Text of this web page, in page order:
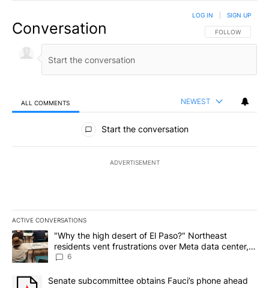
Conversation FOLLOW THIS
FOLLOW
LOG IN SIGN UP
ALL COMMENTS NEWEST
All Comments
Start the conversation
ADVERTISEMENT
ACTIVE CONVERSATIONS
The following is a list of the most commented articles in the last
A trending article titled ""Why the high desert of El Paso?"
"Why the high desert of El Paso?" Northeast
residents vent frustrations over Meta data center,
utilities
6
A trending article titled "Senate subcommittee obtains Fauci’s
Senate subcommittee obtains Fauci’s phone ahead